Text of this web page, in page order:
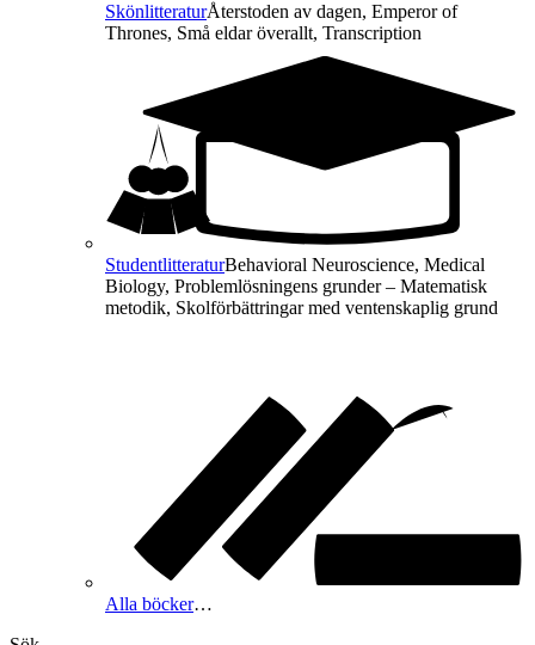
SkönlitteraturÅterstoden av dagen, Emperor of
Thrones, Små eldar överallt, Transcription
StudentlitteraturBehavioral Neuroscience, Medical
Biology, Problemlösningens grunder – Matematisk
metodik, Skolförbättringar med ventenskaplig grund
Alla böcker…